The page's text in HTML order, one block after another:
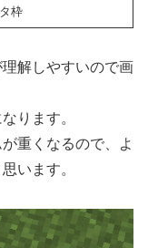
枠
解しやすいので画
ります。
重くなるので、よ
います。